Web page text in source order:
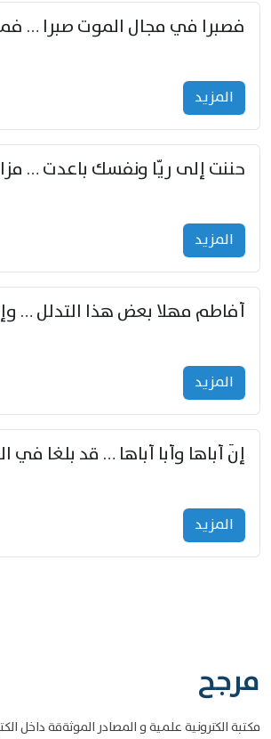
المزید
المزید
المزید
إنّ أباها وأبا أباها … قد بلغا في
المزید
مرجح
مكتبة الكترونية علمية و المصادر الموثةقة داخل